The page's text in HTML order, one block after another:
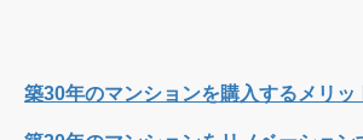
築30年のマンションを購入するメリッ